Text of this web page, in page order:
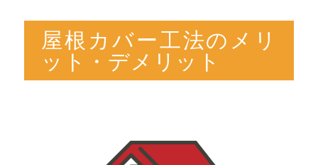
屋根カバー工法のメリ
ット・デメリット